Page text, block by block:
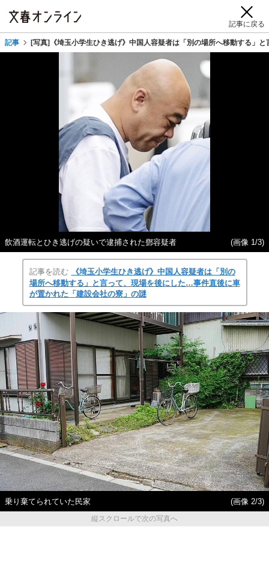
記事に戻る
記事 [写真]《埼玉小学生ひき逃げ》中国人容疑者は「別の場所へ移動する」
飲酒運転とひき逃げの疑いで逮捕された鄧容疑者 (画像 1/3)
記事を読む
《埼玉小学生ひき逃げ》中国人容疑者は「別の
場所へ移動する」と言って、現場を後にした…事件直後に車
が置かれた「建設会社の寮」の謎
乗り棄てられていた民家
(画像 2/3)
縦スクロールで次の写真へ